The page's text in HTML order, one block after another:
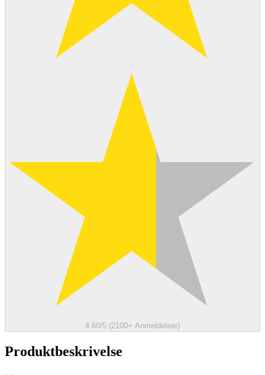
4.60/5 (2100+ Anmeldelser)
Produktbeskrivelse